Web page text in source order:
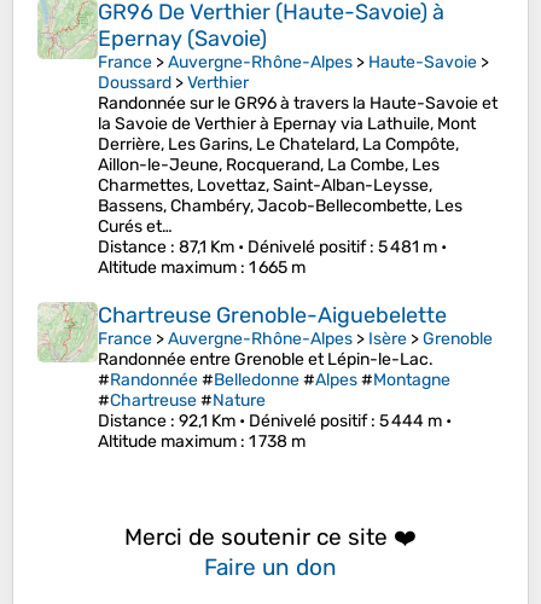
GR96 De Verthier (Haute-Savoie) à
Epernay (Savoie)
France >Auvergne-Rhône-Alpes > Haute-Savoie >
Doussard >Verthier
Randonnée sur le GR96 à travers la Haute-Savoie et
la Savoie de Verthier à Epernay via Lathuile, Mont
Derrière, Les Garins, Le Chatelard, La Compôte,
Aillon-le-Jeune, Rocquerand, La Combe, Les
Charmettes, Lovettaz, Saint-Alban-Leysse,
Bassens, Chambéry, Jacob-Bellecombette, Les
Curés et…
Distance : 87,1 Km • Dénivelé positif: 5 481 m •
Altitude maximum : 1 665 m
Chartreuse Grenoble-Aiguebelette
France >Auvergne-Rhône-Alpes > Isère >Grenoble
Randonnée entre Grenoble et Lépin-le-Lac.
#Randonnée#Belledonne#Alpes#Montagne
#Chartreuse#Nature
Distance : 92,1 Km • Dénivelé positif: 5 444 m •
Altitude maximum : 1 738 m
Merci de soutenir ce site ❤️
Faire un don